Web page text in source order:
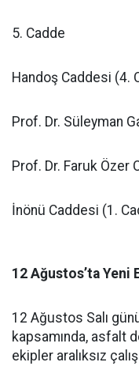
5. Cadde
Handoş Caddesi (4.
Prof. Dr. Süleyman
Prof. Dr. Faruk Özer
İnönü Caddesi (1.
12 Ağustos’ta Yeni
12 Ağustos Salı
kapsamında, asfalt
ekipler aralıksız